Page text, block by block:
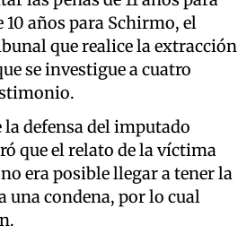
años para Schirmo, el
que realice la extracción
se investigue a cuatro
defensa del imputado
que el relato de la víctima
era posible llegar a tener la
una condena, por lo cual